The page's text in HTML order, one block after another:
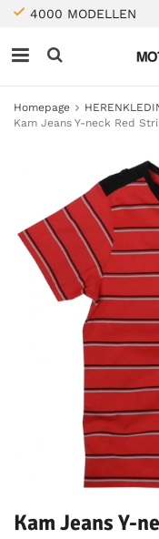
4000 MODELLEN
Homepage
Kam Jeans Y-neck Red
Kam Jeans Y-